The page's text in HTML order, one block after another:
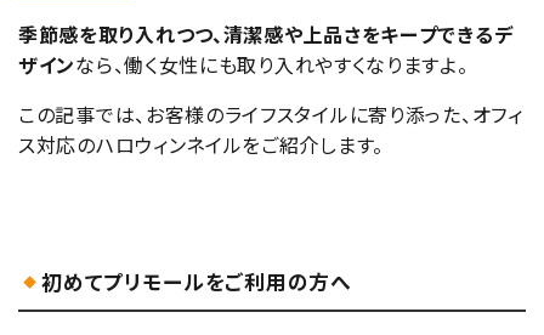
季節感を取り入れつつ、清潔感や上品さをキープできるデ
ザインなら、働く女性にも取り入れやすくなりますよ。
この記事では、お客様のライフスタイルに寄り添った、オフィ
ス対応のハロウィンネイルをご紹介します。
初めてプリモールをご利用の方へ